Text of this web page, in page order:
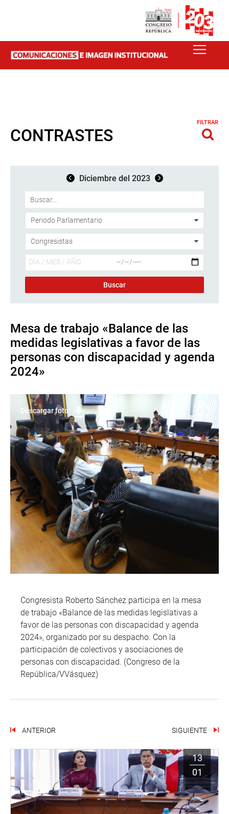
CONTRASTES
FILTRAR
Diciembre del 2023
Mesa de trabajo «Balance de las
medidas legislativas a favor de las
personas con discapacidad y agenda
2024»
Descargar foto
Congresista Roberto Sánchez participa en la mesa
de trabajo «Balance de las medidas legislativas a
favor de las personas con discapacidad y agenda
2024», organizado por su despacho. Con la
participación de colectivos y asociaciones de
personas con discapacidad. (Congreso de la
República/VVásquez)
ANTERIOR SIGUIENTE
13
01